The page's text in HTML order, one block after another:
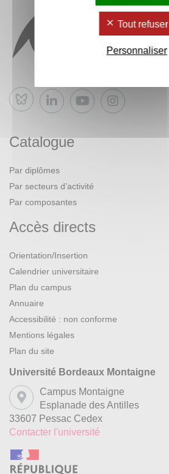
Bluesky
Catalogue
Par diplômes
Par secteurs d’activité
Par composantes
Accès directs
Orientation/Insertion
Calendrier universitaire
Plan du campus
Annuaire
Accessibilité : non conforme
Mentions légales
Plan du site
Université Bordeaux Montaigne
Campus Montaigne
Esplanade des Antilles
33607 Pessac Cedex
Contacter l'université
Tout refuser
Personnaliser